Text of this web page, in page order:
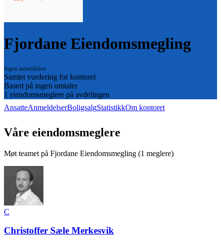
Fjordane Eiendomsmegling
Ingen anmeldelser
Samlet vurdering for kontoret
Basert på ingen omtaler
1 eiendomsmeglere på avdelingen
AnsatteAnmeldelserBoligsalgStatistikkOm kontoret
Våre eiendomsmeglere
Møt teamet på Fjordane Eiendomsmegling (1 meglere)
C
Christoffer Sæle Merkesvik